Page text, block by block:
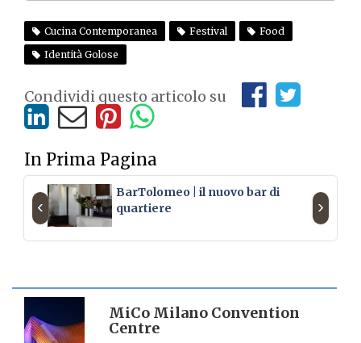
Cucina Contemporanea Festival
Food
Identità Golose
Condividi questo articolo su
In Prima Pagina
BarTolomeo | il nuovo bar di
quartiere
‹ ›
MiCo Milano Convention
Centre